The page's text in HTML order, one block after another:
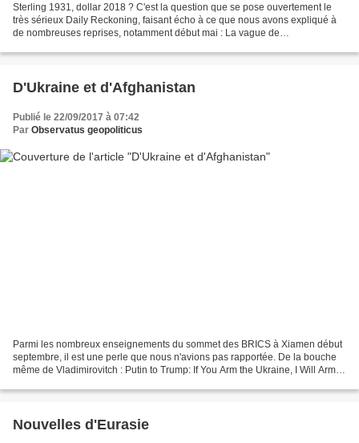
Sterling 1931, dollar 2018 ? C'est la question que se pose ouvertement le
très sérieux Daily Reckoning, faisant écho à ce que nous avons expliqué à
de nombreuses reprises, notamment début mai : La vague de
D'Ukraine et d'Afghanistan
Publié le 22/09/2017 à 07:42
Par Observatus geopoliticus
Parmi les nombreux enseignements du sommet des BRICS à Xiamen début
septembre, il est une perle que nous n'avions pas rapportée. De la bouche
même de Vladimirovitch : Putin to Trump: If You Arm the Ukraine, I Will Arm
Nouvelles d'Eurasie